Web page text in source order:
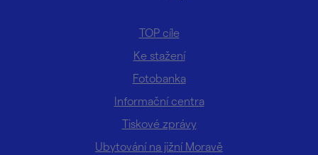
TOP cíle
Ke stažení
Fotobanka
Informační centra
Tiskové zprávy
Ubytování na jižní Moravě